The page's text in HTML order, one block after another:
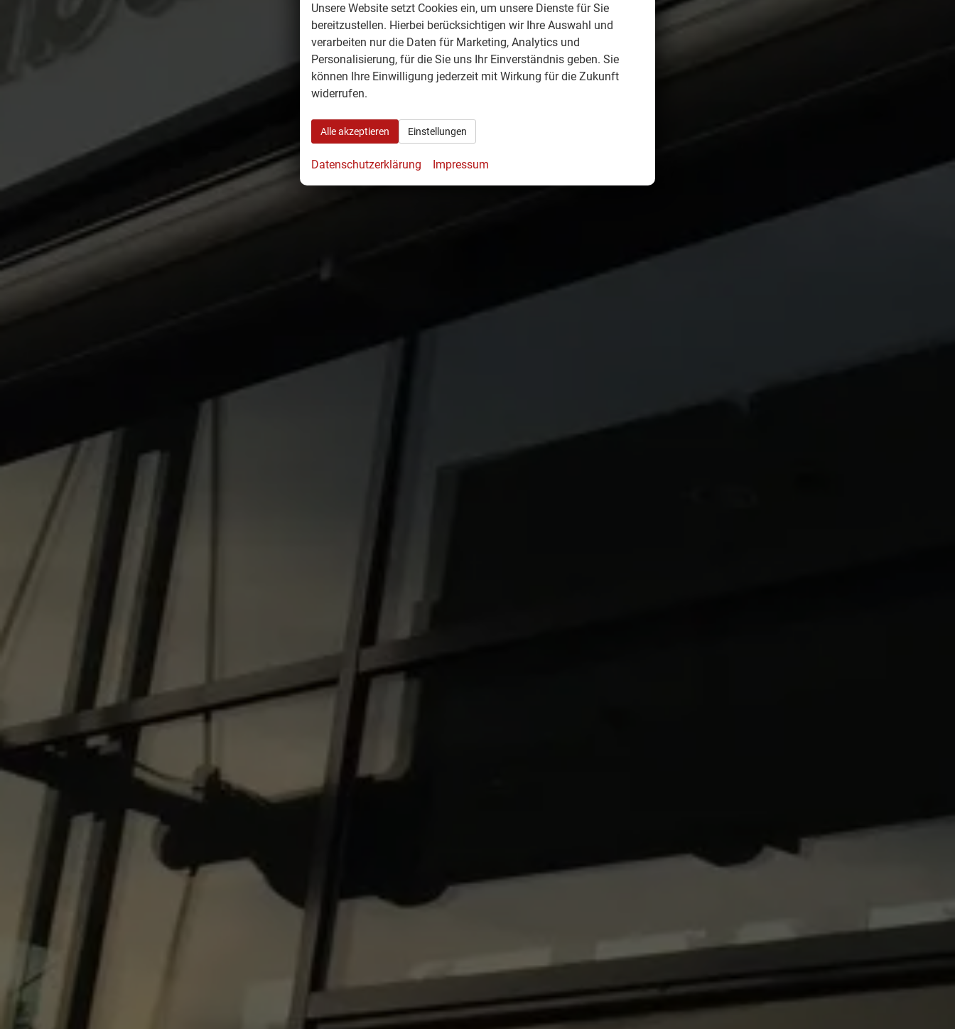
Unsere Website setzt Cookies ein, um unsere Dienste für Sie
bereitzustellen. Hierbei berücksichtigen wir Ihre Auswahl und
verarbeiten nur die Daten für Marketing, Analytics und
Personalisierung, für die Sie uns Ihr Einverständnis geben. Sie
können Ihre Einwilligung jederzeit mit Wirkung für die Zukunft
widerrufen.
Alle akzeptieren Einstellungen
Datenschutzerklärung Impressum